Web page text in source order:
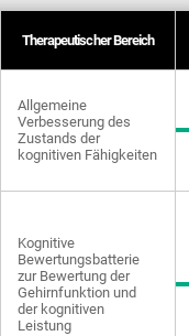
Therapeutischer Bereich
Allgemeine
Verbesserung des
Zustands der
kognitiven Fähigkeiten
Kognitive
Bewertungsbatterie
zur Bewertung der
Gehirnfunktion und
der kognitiven
Leistung